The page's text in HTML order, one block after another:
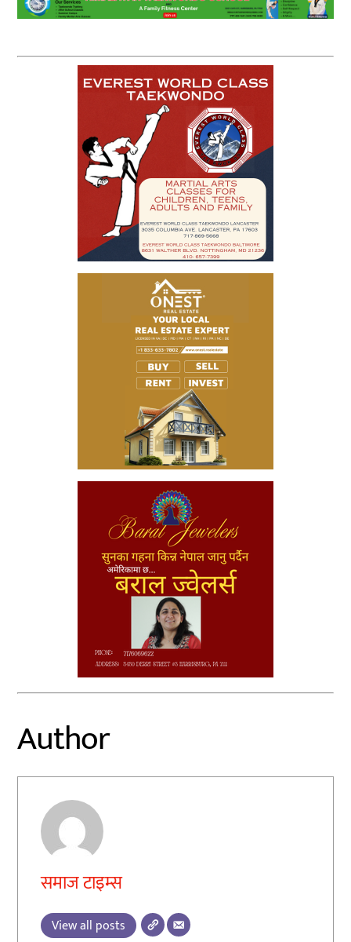
Author
समाज टाइम्स
View all posts